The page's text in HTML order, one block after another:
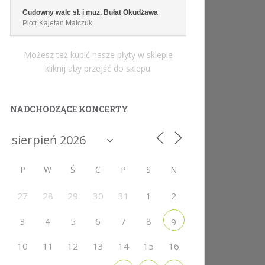
Cudowny walc sł. i muz. Bułat Okudżawa
Piotr Kajetan Matczuk
Możesz też kupić nasze płyty w sklepie
kliknij aby przejść do sklepu.
NADCHODZĄCE KONCERTY
P W Ś C P S N
27 28 29 30 31 1 2
3 4 5 6 7 8 9
10 11 12 13 14 15 16